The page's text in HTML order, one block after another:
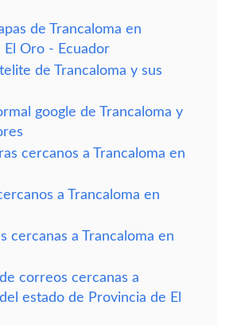
de Trancaloma en
El Oro - Ecuador
de Trancaloma y sus
google de Trancaloma y
cercanos a Trancaloma en
a Trancaloma en
cercanas a Trancaloma en
correos cercanas a
estado de Provincia de El